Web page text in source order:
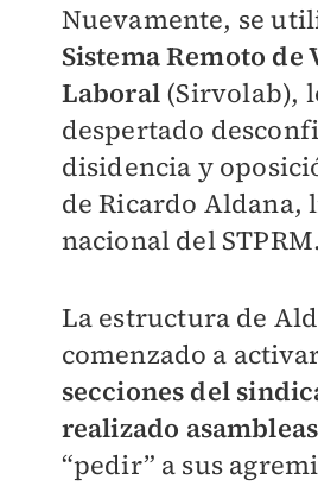
Nuevamente, se
Sistema Remoto de
Laboral(Sirvolab),
despertado
disidencia y
de Ricardo Aldana,
nacional del STPRM.
La estructura de
comenzado a
secciones del
realizado asambleas
“pedir” a sus